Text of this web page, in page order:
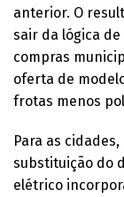
anterior. O
sair da lógica
compras
oferta de
frotas menos
Para as
substituição do
elétrico